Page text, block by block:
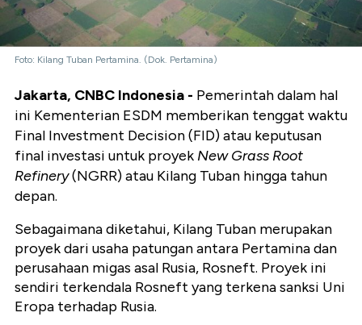
Foto: Kilang Tuban Pertamina. (Dok. Pertamina)
Jakarta, CNBC Indonesia - Pemerintah dalam hal
ini Kementerian ESDM memberikan tenggat waktu
Final Investment Decision (FID) atau keputusan
final investasi untuk proyek New Grass Root
Refinery(NGRR) atau Kilang Tuban hingga tahun
depan.
Sebagaimana diketahui, Kilang Tuban merupakan
proyek dari usaha patungan antara Pertamina dan
perusahaan migas asal Rusia, Rosneft. Proyek ini
sendiri terkendala Rosneft yang terkena sanksi Uni
Eropa terhadap Rusia.